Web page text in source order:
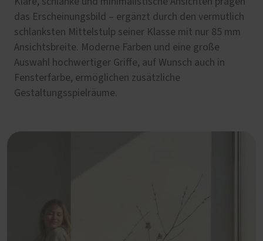
das Erscheinungsbild – ergänzt durch den vermutlich
schlanksten Mittelstulp seiner Klasse mit nur 85 mm
Ansichtsbreite. Moderne Farben und eine große
Auswahl hochwertiger Griffe, auf Wunsch auch in
Fensterfarbe, ermöglichen zusätzliche
Gestaltungsspielräume.